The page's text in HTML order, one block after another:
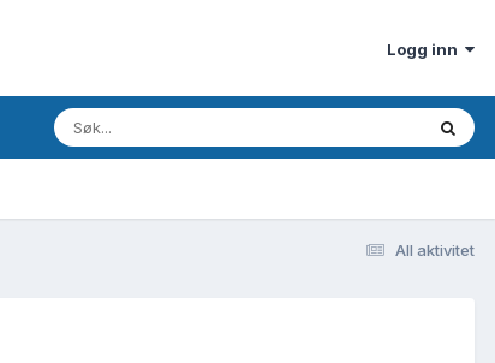
Logg inn
All aktivitet